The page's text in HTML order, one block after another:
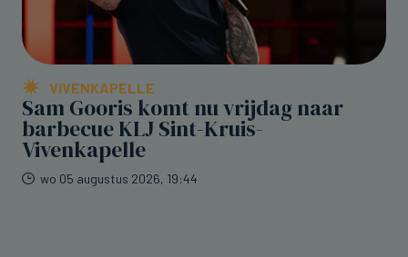
VIVENKAPELLE
Sam Gooris komt nu vrijdag naar
barbecue KLJ Sint-Kruis-
Vivenkapelle
wo 05 augustus 2026, 19:44